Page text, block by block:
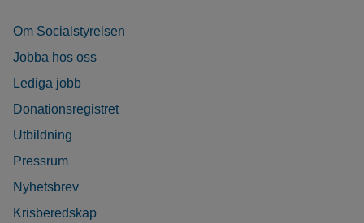
Om Socialstyrelsen
Jobba hos oss
Lediga jobb
Donationsregistret
Utbildning
Pressrum
Nyhetsbrev
Krisberedskap